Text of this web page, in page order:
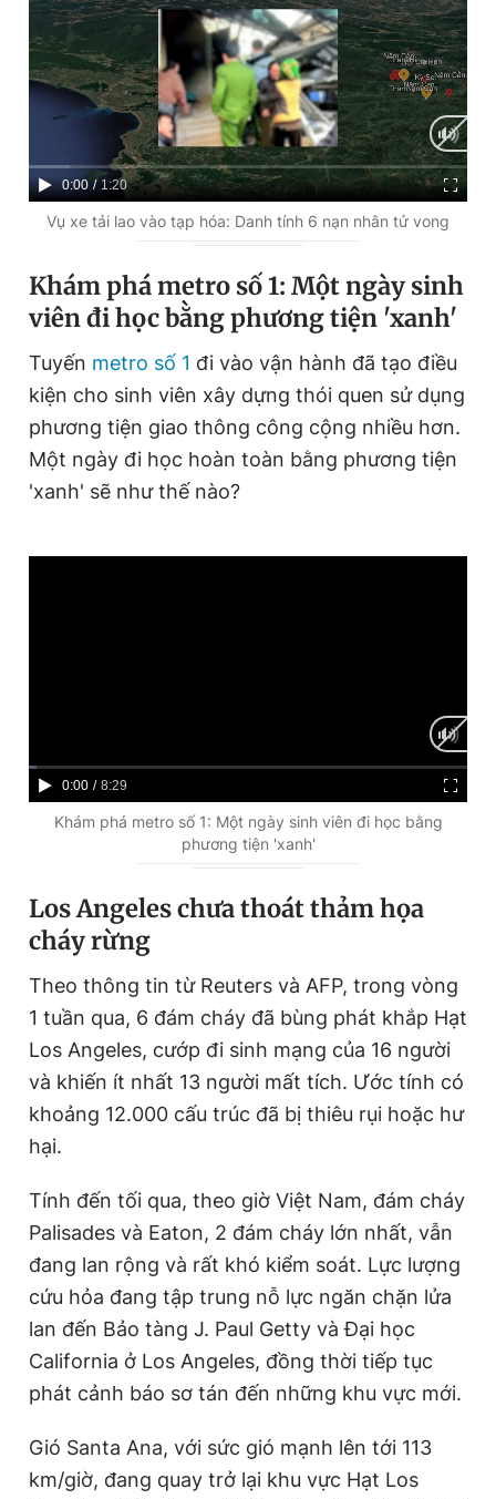
C
u
r
e
i
m
0:00 / D
u
a
t
1:20
Vụ xe tải lao vào tạp hóa: Danh tính 6 nạn nhân tử vong
Khám phá metro số 1: Một ngày sinh
viên đi học bằng phương tiện 'xanh'
Tuyến metro số 1 đi vào vận hành đã tạo điều
kiện cho sinh viên xây dựng thói quen sử dụng
phương tiện giao thông công cộng nhiều hơn.
Một ngày đi học hoàn toàn bằng phương tiện
'xanh' sẽ như thế nào?
C
u
e
n
t
T
m
e
0:00 / D
u
t
i
o
n
8:29
Khám phá metro số 1: Một ngày sinh viên đi học bằng
phương tiện 'xanh'
Los Angeles chưa thoát thảm họa
cháy rừng
Theo thông tin từ Reuters và AFP, trong vòng
1 tuần qua, 6 đám cháy đã bùng phát khắp Hạt
Los Angeles, cướp đi sinh mạng của 16 người
và khiến ít nhất 13 người mất tích. Ước tính có
khoảng 12.000 cấu trúc đã bị thiêu rụi hoặc hư
hại.
Tính đến tối qua, theo giờ Việt Nam, đám cháy
Palisades và Eaton, 2 đám cháy lớn nhất, vẫn
đang lan rộng và rất khó kiểm soát. Lực lượng
cứu hỏa đang tập trung nỗ lực ngăn chặn lửa
lan đến Bảo tàng J. Paul Getty và Đại học
California ở Los Angeles, đồng thời tiếp tục
phát cảnh báo sơ tán đến những khu vực mới.
Gió Santa Ana, với sức gió mạnh lên tới 113
km/giờ, đang quay trở lại khu vực Hạt Los